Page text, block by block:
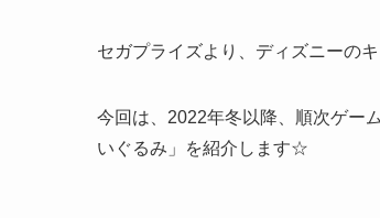
セガプライズより、ディズニーの
今回は、2022年冬以降、順次ゲー
いぐるみ」を紹介します☆